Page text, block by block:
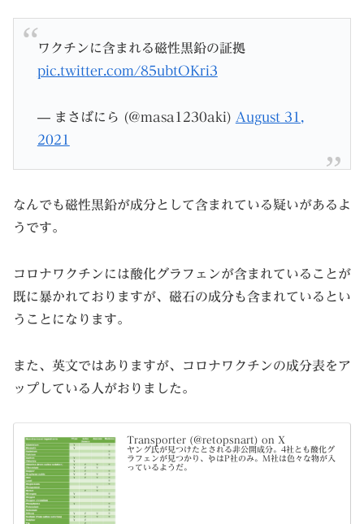
ワクチンに含まれる磁性黒鉛の証拠
pic.twitter.com/85ubtOKri3
— まさばにら (@masa1230aki) August 31,
2021
なんでも磁性黒鉛が成分として含まれている疑いがあるよ
うです。
コロナワクチンには酸化グラフェンが含まれていることが
既に暴かれておりますが、磁石の成分も含まれているとい
うことになります。
また、英文ではありますが、コロナワクチンの成分表をア
ップしている人がおりました。
Transporter (@retopsnart) on X
ヤング氏が見つけたとされる非公開成分。4社とも酸化グ
ラフェンが見つかり、🪱はP社のみ。M社は色々な物が入
っているようだ。